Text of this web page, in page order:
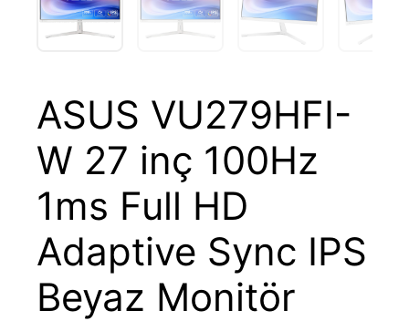
ASUS VU279HFI-
W 27 inç 100Hz
1ms Full HD
Adaptive Sync IPS
Beyaz Monitör